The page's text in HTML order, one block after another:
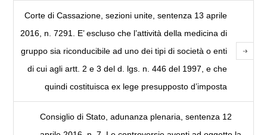
Corte di Cassazione, sezioni unite, sentenza 13 aprile
2016, n. 7291. E’ escluso che l’attività della medicina di
gruppo sia riconducibile ad uno dei tipi di società o enti
di cui agli artt. 2 e 3 del d. lgs. n. 446 del 1997, e che
quindi costituisca ex lege presupposto d’imposta
Consiglio di Stato, adunanza plenaria, sentenza 12